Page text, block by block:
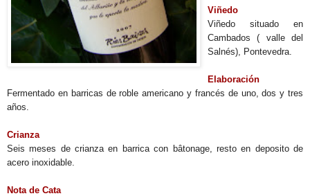
Viñedo
Viñedo situado en
Cambados ( valle del
Salnés), Pontevedra.
Elaboración
Fermentado en barricas de roble americano y francés de uno, dos y tres
años.
Crianza
Seis meses de crianza en barrica con bâtonage, resto en deposito de
acero inoxidable.
Nota de Cata